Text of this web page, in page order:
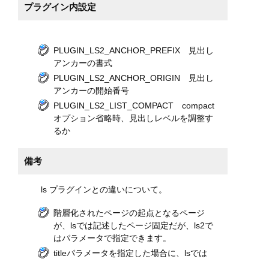
プラグイン内設定
PLUGIN_LS2_ANCHOR_PREFIX 見出し
アンカーの書式
PLUGIN_LS2_ANCHOR_ORIGIN 見出し
アンカーの開始番号
PLUGIN_LS2_LIST_COMPACT compact
オプション省略時、見出しレベルを調整す
るか
備考
ls プラグインとの違いについて。
階層化されたページの起点となるページ
が、lsでは記述したページ固定だが、ls2で
はパラメータで指定できます。
titleパラメータを指定した場合に、lsでは